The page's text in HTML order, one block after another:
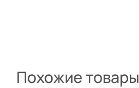
Похожие товары